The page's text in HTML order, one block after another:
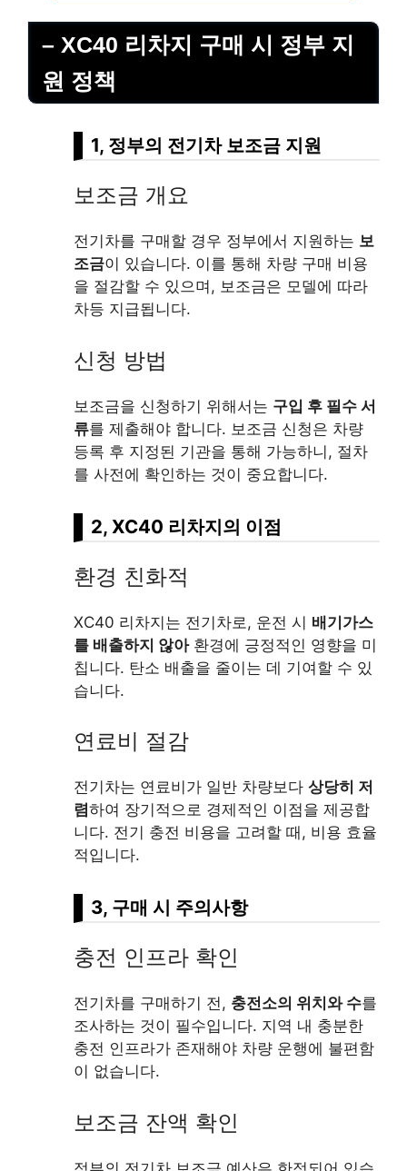
– XC40 리차지 구매 시 정부 지
원 정책
1, 정부의 전기차 보조금 지원
보조금 개요
전기차를 구매할 경우 정부에서 지원하는 보
조금이 있습니다. 이를 통해 차량 구매 비용
을 절감할 수 있으며, 보조금은 모델에 따라
차등 지급됩니다.
신청 방법
보조금을 신청하기 위해서는 구입 후 필수 서
류를 제출해야 합니다. 보조금 신청은 차량
등록 후 지정된 기관을 통해 가능하니, 절차
를 사전에 확인하는 것이 중요합니다.
2, XC40 리차지의 이점
환경 친화적
XC40 리차지는 전기차로, 운전 시 배기가스
를 배출하지 않아환경에 긍정적인 영향을 미
칩니다. 탄소 배출을 줄이는 데 기여할 수 있
습니다.
연료비 절감
전기차는 연료비가 일반 차량보다 상당히 저
렴하여 장기적으로 경제적인 이점을 제공합
니다. 전기 충전 비용을 고려할 때, 비용 효율
적입니다.
3, 구매 시 주의사항
충전 인프라 확인
전기차를 구매하기 전, 충전소의 위치와 수를
조사하는 것이 필수입니다. 지역 내 충분한
충전 인프라가 존재해야 차량 운행에 불편함
이 없습니다.
보조금 잔액 확인